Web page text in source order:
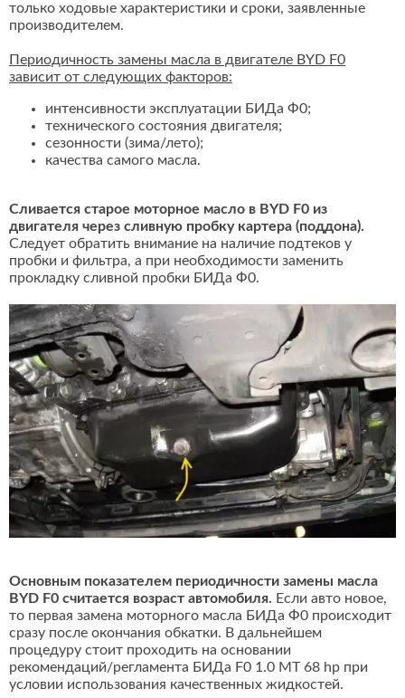
только ходовые характеристики и сроки, заявленные
производителем.
Периодичность замены масла в двигателе BYD F0
зависит от следующих факторов:
интенсивности эксплуатации БИДа Ф0;
технического состояния двигателя;
сезонности (зима/лето);
качества самого масла.
Сливается старое моторное масло в BYD F0 из
двигателя через сливную пробку картера (поддона).
Следует обратить внимание на наличие подтеков у
пробки и фильтра, а при необходимости заменить
прокладку сливной пробки БИДа Ф0.
Основным показателем периодичности замены масла
BYD F0 считается возраст автомобиля. Если авто новое,
то первая замена моторного масла БИДа Ф0 происходит
сразу после окончания обкатки. В дальнейшем
процедуру стоит проходить на основании
рекомендаций/регламента БИДа F0 1.0 MT 68 hp при
условии использования качественных жидкостей.